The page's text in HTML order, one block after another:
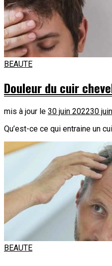
BEAUTE
Douleur du cuir
mis à jour le 30 juin 202230
Qu’est-ce ce qui entraine un
BEAUTE